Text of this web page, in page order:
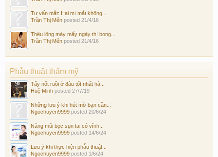
Tư vấn mắt: Hai mí mắt không...
Trần Thị Mến posted 21/4/16
Thêu lông mày mấy ngày thì bong...
Trần Thị Mến posted 21/4/16
Phẫu thuật thẩm mỹ
Tẩy nốt ruồi ở đâu tốt nhất hà...
Huệ Minh posted 27/7/19
Những lưu ý khi hút mỡ bạn cần...
Ngochuyen9999 posted 20/6/24
Nâng mũi bọc sụn tai có vĩnh...
Ngochuyen9999 posted 14/6/24
Lưu ý khi thực hiện phẫu thuật...
Ngochuyen9999 posted 1/6/24